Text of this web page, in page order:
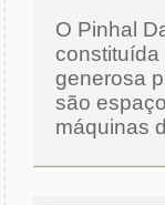
O Pinhal
generosa
são
máquinas